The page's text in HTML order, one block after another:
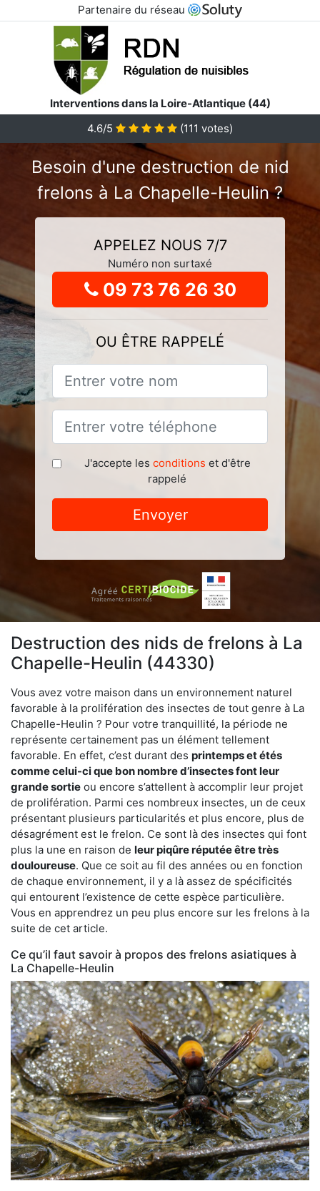
Partenaire du réseau
Interventions dans la Loire-Atlantique (44)
4.6/5 (111 votes)
Besoin d'une destruction de nid
frelons à La Chapelle-Heulin ?
APPELEZ NOUS 7/7
Numéro non surtaxé
09 73 76 26 30
OU ÊTRE RAPPELÉ
J'accepte les conditions et d'être
rappelé
Envoyer
Destruction des nids de frelons à La
Chapelle-Heulin (44330)
Vous avez votre maison dans un environnement naturel
favorable à la prolifération des insectes de tout genre à La
Chapelle-Heulin ? Pour votre tranquillité, la période ne
représente certainement pas un élément tellement
favorable. En effet, c’est durant des printemps et étés
comme celui-ci que bon nombre d’insectes font leur
grande sortie ou encore s’attellent à accomplir leur projet
de prolifération. Parmi ces nombreux insectes, un de ceux
présentant plusieurs particularités et plus encore, plus de
désagrément est le frelon. Ce sont là des insectes qui font
plus la une en raison de leur piqûre réputée être très
douloureuse. Que ce soit au fil des années ou en fonction
de chaque environnement, il y a là assez de spécificités
qui entourent l’existence de cette espèce particulière.
Vous en apprendrez un peu plus encore sur les frelons à la
suite de cet article.
Ce qu’il faut savoir à propos des frelons asiatiques à
La Chapelle-Heulin